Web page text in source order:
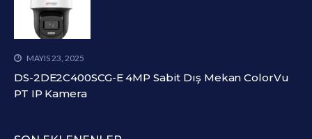
MAYIS 23, 2025
DS-2DE2C400SCG-E 4MP Sabit Dış Mekan ColorVu
PT IP Kamera